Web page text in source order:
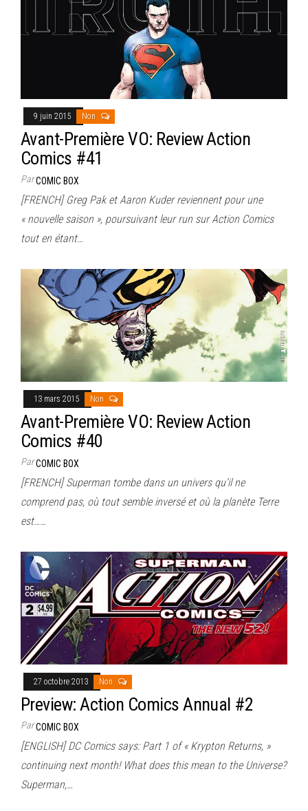
9 juin 2015 Non
Avant-Première VO: Review Action
Comics #41
ParCOMIC BOX
[FRENCH] Greg Pak et Aaron Kuder reviennent pour une
« nouvelle saison », poursuivant leur run sur Action Comics
tout en étant…
13 mars 2015 Non
Avant-Première VO: Review Action
Comics #40
ParCOMIC BOX
[FRENCH] Superman tombe dans un univers qu’il ne
comprend pas, où tout semble inversé et où la planète Terre
est……
27 octobre 2013 Non
Preview: Action Comics Annual #2
ParCOMIC BOX
[ENGLISH] DC Comics says: Part 1 of « Krypton Returns, »
continuing next month! What does this mean to the Universe?
Superman,…